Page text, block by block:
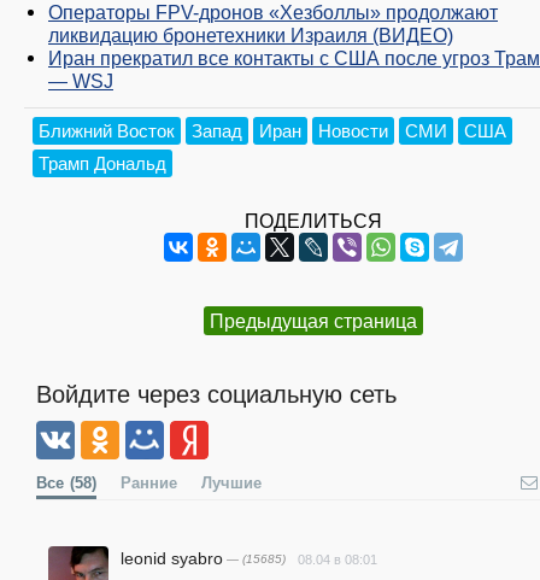
Операторы FPV-дронов «Хезболлы» продолжают
ликвидацию бронетехники Израиля (ВИДЕО)
Иран прекратил все контакты с США после угроз
— WSJ
Ближний Восток Запад Иран Новости СМИ
США
Трамп Дональд
ПОДЕЛИТЬСЯ
Предыдущая страница
Войдите через социальную сеть
Все (58) Ранние Лучшие
leonid syabro — (15685) 08.04 в 08:01